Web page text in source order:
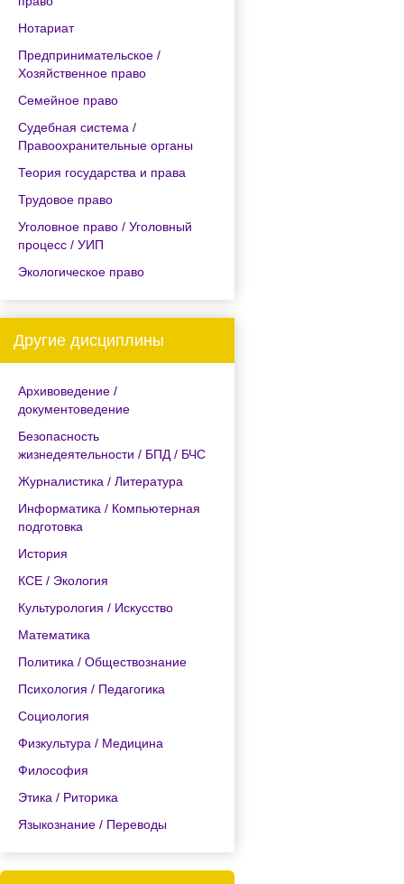
Нотариат
Предпринимательское /
Хозяйственное право
Семейное право
Судебная система /
Правоохранительные органы
Теория государства и права
Трудовое право
Уголовное право / Уголовный
процесс / УИП
Экологическое право
Другие дисциплины
Архивоведение /
документоведение
Безопасность
жизнедеятельности / БПД / БЧС
Журналистика / Литература
Информатика / Компьютерная
подготовка
История
КСЕ / Экология
Культурология / Искусство
Математика
Политика / Обществознание
Психология / Педагогика
Социология
Физкультура / Медицина
Философия
Этика / Риторика
Языкознание / Переводы